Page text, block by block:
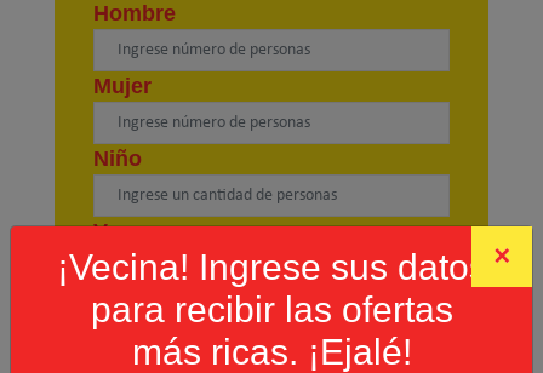
Hombre
Mujer
Niño
Vacuno
Cerdo
×
¡Vecina! Ingrese sus datos
para recibir las ofertas
más ricas. ¡Ejalé!